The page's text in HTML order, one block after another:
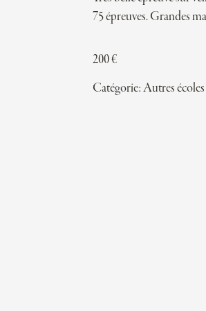
75 épreuves. Grandes
200€
Catégorie:Autres écoles